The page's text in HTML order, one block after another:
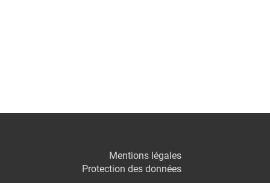
Mentions légales
Protection des données